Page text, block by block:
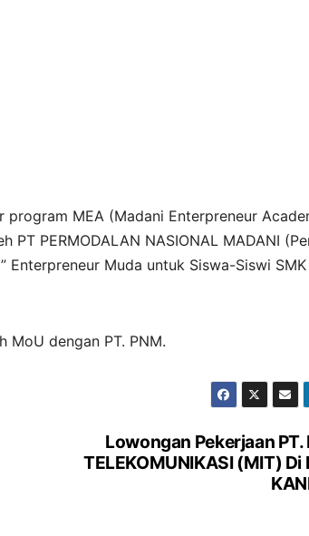
MEA (Madani Enterpreneur
PERMODALAN NASIONAL MADANI
Enterpreneur Muda untuk Siswa-Siswi
MoU dengan PT. PNM.
Lowongan Pekerjaan PT.
TELEKOMUNIKASI (MIT) Di